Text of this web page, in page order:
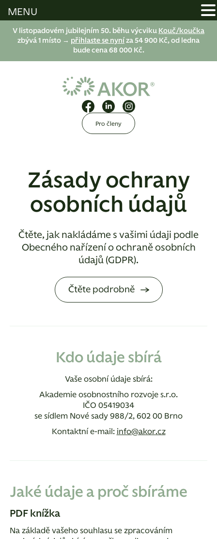
V listopadovém jubilejním 50. běhu výcviku Kouč/koučka
zbývá 1 místo → přihlaste se nyní za 54 900 Kč, od ledna
bude cena 68 000 Kč.
Pro členy
Zásady ochrany
osobních údajů
Čtěte, jak nakládáme s vašimi údaji podle
Obecného nařízení o ochraně osobních
údajů (GDPR).
Čtěte podrobně
Kdo údaje sbírá
Vaše osobní údaje sbírá:
Akademie osobnostního rozvoje s.r.o.
IČO 05419034
se sídlem Nové sady 988/2, 602 00 Brno
Kontaktní e-mail: info@akor.cz
Jaké údaje a proč sbíráme
PDF knížka
Na základě vašeho souhlasu se zpracováním
MENU